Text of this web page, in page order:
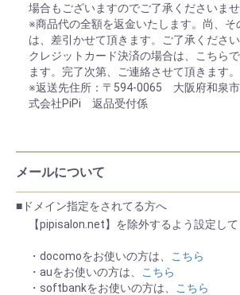
場合もございますのでご了承くださいませ
※商品代の全額を返金いたします。尚、
は、差引かせて頂きます。ご了承ください
クレジットカード決済の場合は、こちら
ます。完了次第、ご連絡させて頂きます。
※返送先住所：〒594-0065 大阪府和泉
式会社PiPi 返品受付係
メールについて
■ドメイン指定をされてる方へ
【pipisalon.net】を除外するよう設定し
・docomoをお使いの方は、
こちら
・auをお使いの方は、
こちら
・softbankをお使いの方は、
こちら